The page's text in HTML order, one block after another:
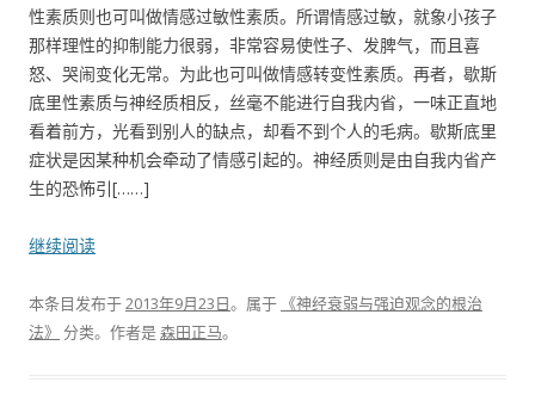
性素质则也可叫做情感过敏性素质。所谓情感过敏，就象小孩子
那样理性的抑制能力很弱，非常容易使性子、发脾气，而且喜
怒、哭闹变化无常。为此也可叫做情感转变性素质。再者，歇斯
底里性素质与神经质相反，丝毫不能进行自我内省，一味正直地
看着前方，光看到别人的缺点，却看不到个人的毛病。歇斯底里
症状是因某种机会牵动了情感引起的。神经质则是由自我内省产
生的恐怖引[……]
继续阅读
本条目发布于2013年9月23日。属于 《神经衰弱与强迫观念的根治
法》 分类。 作者是森田正马。